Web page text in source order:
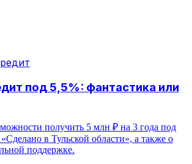
под 5,5%: фантастика или
получить 5 млн ₽ на 3 года под
в Тульской области», а также о
поддержке.